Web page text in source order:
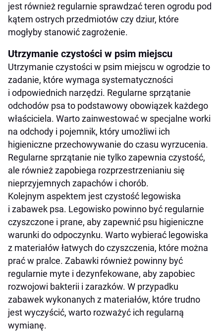
jest również regularnie sprawdzać teren ogrodu pod
kątem ostrych przedmiotów czy dziur, które
mogłyby stanowić zagrożenie.
Utrzymanie czystości w psim miejscu
Utrzymanie czystości w psim miejscu w ogrodzie to
zadanie, które wymaga systematyczności
i odpowiednich narzędzi. Regularne sprzątanie
odchodów psa to podstawowy obowiązek każdego
właściciela. Warto zainwestować w specjalne worki
na odchody i pojemnik, który umożliwi ich
higieniczne przechowywanie do czasu wyrzucenia.
Regularne sprzątanie nie tylko zapewnia czystość,
ale również zapobiega rozprzestrzenianiu się
nieprzyjemnych zapachów i chorób.
Kolejnym aspektem jest czystość legowiska
i zabawek psa. Legowisko powinno być regularnie
czyszczone i prane, aby zapewnić psu higieniczne
warunki do odpoczynku. Warto wybierać legowiska
z materiałów łatwych do czyszczenia, które można
prać w pralce. Zabawki również powinny być
regularnie myte i dezynfekowane, aby zapobiec
rozwojowi bakterii i zarazków. W przypadku
zabawek wykonanych z materiałów, które trudno
jest wyczyścić, warto rozważyć ich regularną
wymianę.